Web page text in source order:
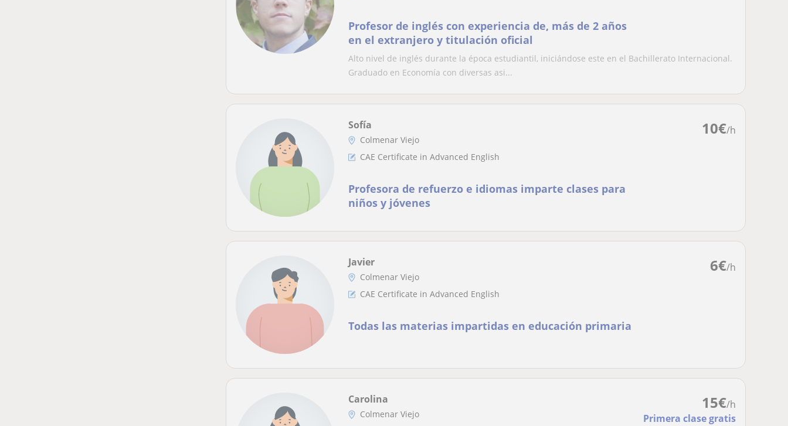
Profesor de inglés con experiencia de, más de 2 años
en el extranjero y titulación oficial
Alto nivel de inglés durante la época estudiantil, iniciándose este en el Bachillerato Internacional.
Graduado en Economía con diversas asi...
10€/h
Sofía
Colmenar Viejo
CAE Certificate in Advanced English
Profesora de refuerzo e idiomas imparte clases para
niños y jóvenes
6€/h
Javier
Colmenar Viejo
CAE Certificate in Advanced English
Todas las materias impartidas en educación primaria
15€/h
Primera clase gratis
Carolina
Colmenar Viejo